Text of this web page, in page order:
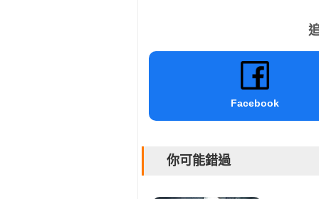
Facebook
你可能錯過